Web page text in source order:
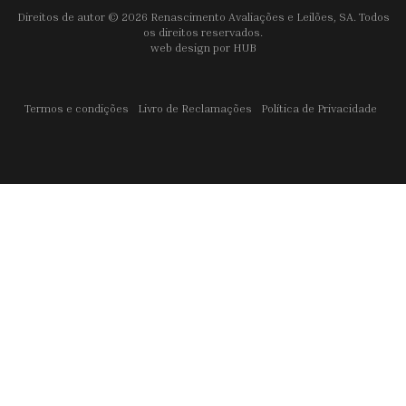
Direitos de autor © 2026 Renascimento Avaliações e Leilões, SA. Todos
os direitos reservados.
web design por HUB
Termos e condições Livro de Reclamações Política de Privacidade